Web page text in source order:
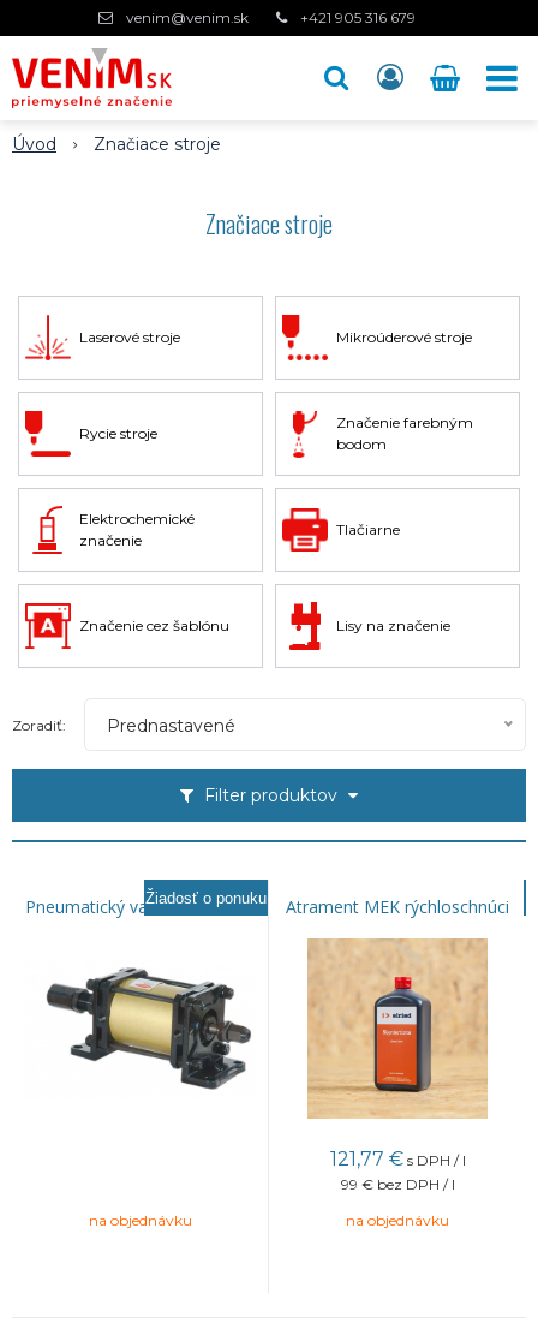
venim@venim.sk +421 905 316 679
Úvod Značiace stroje
Značiace stroje
Laserové stroje Mikroúderové stroje
Rycie stroje
Značenie farebným
bodom
Elektrochemické
značenie
Tlačiarne
Značenie cez šablónu Lisy na značenie
Filter produktov
Zoradiť: Prednastavené
Pneumatický valec na razenie
Žiadosť o ponuku
na objednávku
Atrament MEK rýchloschnúci
121,77 € s DPH / l
99 € bez DPH / l
na objednávku